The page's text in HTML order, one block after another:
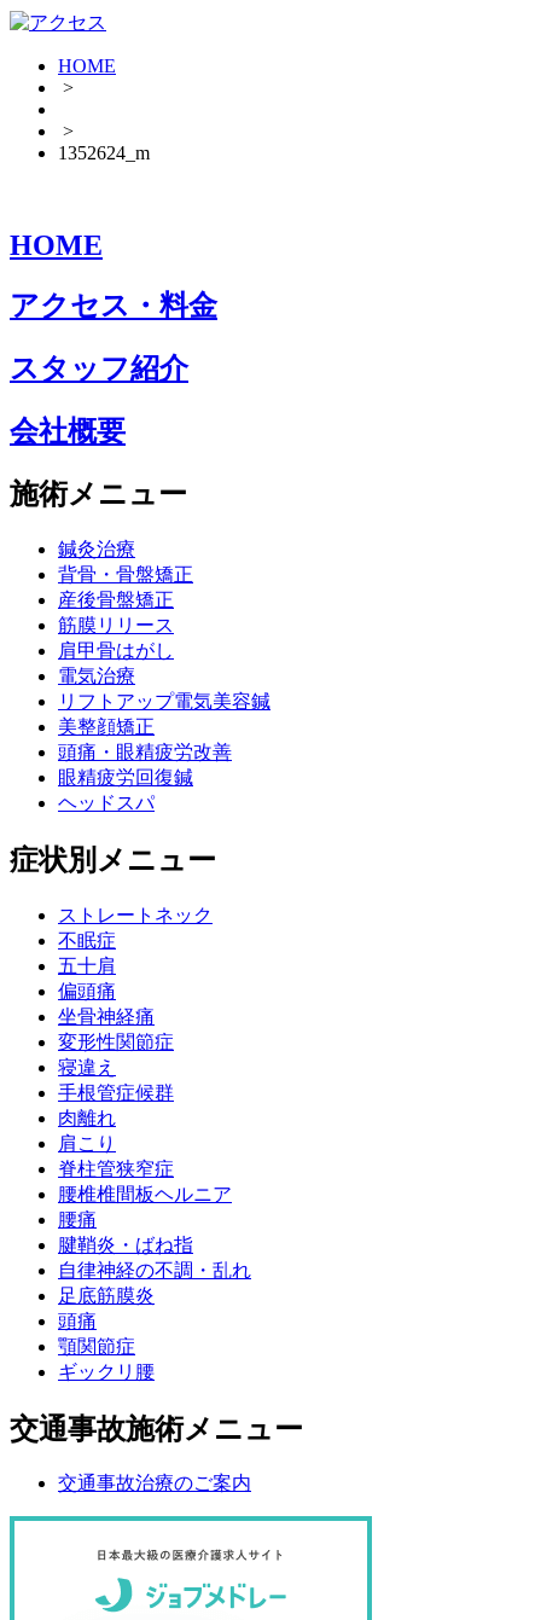
HOME
>
>
1352624_m
HOME
アクセス・料金
スタッフ紹介
会社概要
施術メニュー
鍼灸治療
背骨・骨盤矯正
産後骨盤矯正
筋膜リリース
肩甲骨はがし
電気治療
リフトアップ電気美容鍼
美整顔矯正
頭痛・眼精疲労改善
眼精疲労回復鍼
ヘッドスパ
症状別メニュー
ストレートネック
不眠症
五十肩
偏頭痛
坐骨神経痛
変形性関節症
寝違え
手根管症候群
肉離れ
肩こり
脊柱管狭窄症
腰椎椎間板ヘルニア
腰痛
腱鞘炎・ばね指
自律神経の不調・乱れ
足底筋膜炎
頭痛
顎関節症
ギックリ腰
交通事故施術メニュー
交通事故治療のご案内